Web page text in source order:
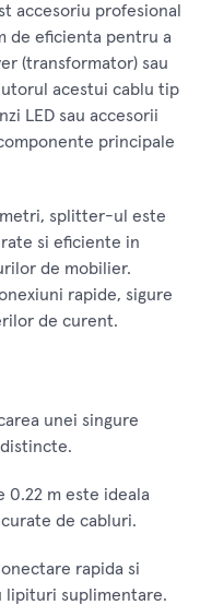
accesoriu profesional
de eficienta pentru a
(transformator) sau
acestui cablu tip
LED sau accesorii
principale
metri, splitter-ul este
si eficiente in
de mobilier.
rapide, sigure
de curent.
unei singure
0.22 m este ideala
de cabluri.
rapida si
lipituri suplimentare.